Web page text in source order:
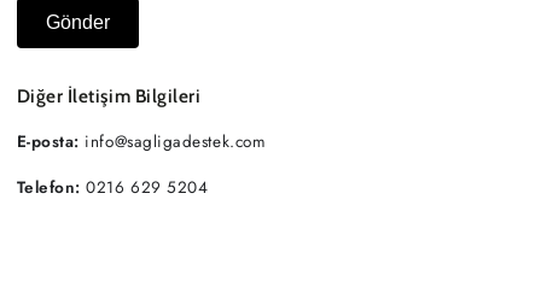
Gönder
Diğer İletişim Bilgileri
E-posta: info@sagligadestek.com
Telefon: 0216 629 5204